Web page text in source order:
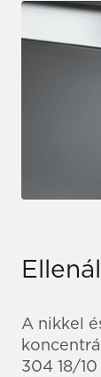
A nikkel
304 18/